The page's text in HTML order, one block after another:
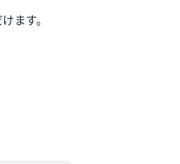
ます。